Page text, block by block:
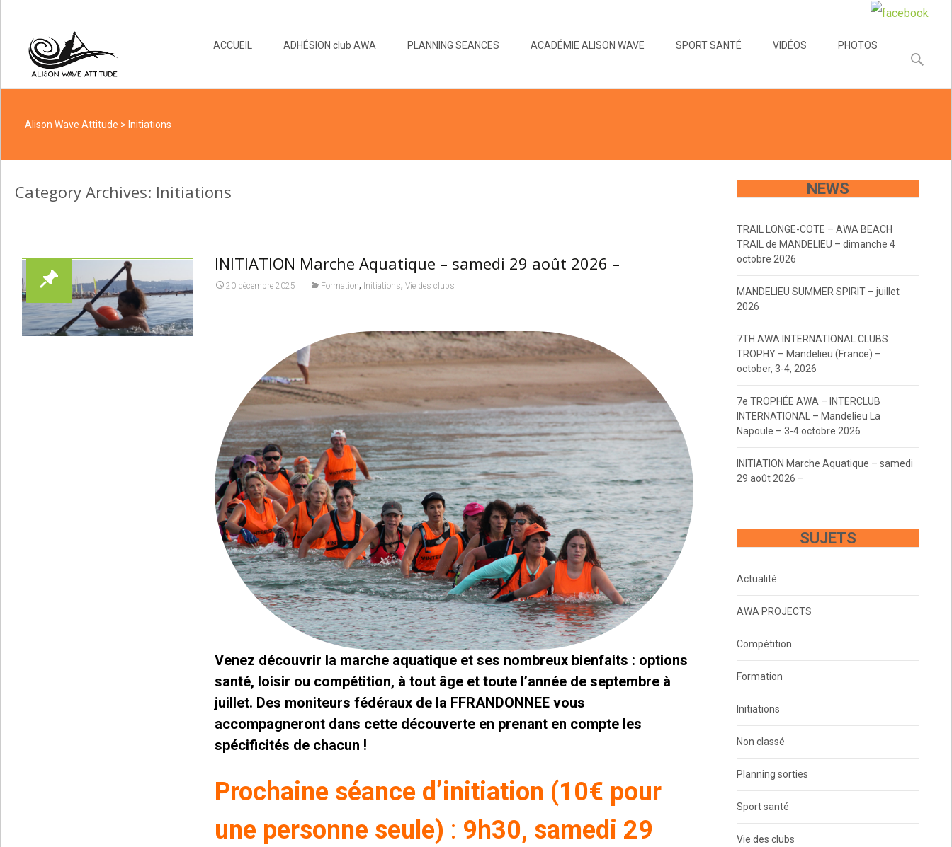
ACCUEIL ADHÉSION club AWA PLANNING SEANCES ACADÉMIE ALISON WAVE SPORT SANTÉ VIDÉOS PHOTOS
Alison Wave Attitude > Initiations
Category Archives: Initiations
INITIATION Marche Aquatique – samedi 29 août 2026 –
20 décembre 2025 Formation, Initiations, Vie des clubs
Venez découvrir la marche aquatique et ses nombreux bienfaits : options
santé, loisir ou compétition, à tout âge et toute l’année de septembre à
juillet. Des moniteurs fédéraux de la FFRANDONNEE vous
accompagneront dans cette découverte en prenant en compte les
spécificités de chacun !
Prochaine séance d’initiation (10€ pour
une personne seule) : 9h30, samedi 29
NEWS
TRAIL LONGE-COTE – AWA BEACH
TRAIL de MANDELIEU – dimanche 4
octobre 2026
MANDELIEU SUMMER SPIRIT – juillet
2026
7TH AWA INTERNATIONAL CLUBS
TROPHY – Mandelieu (France) –
october, 3-4, 2026
7e TROPHÉE AWA – INTERCLUB
INTERNATIONAL – Mandelieu La
Napoule – 3-4 octobre 2026
INITIATION Marche Aquatique – samedi
29 août 2026 –
SUJETS
Actualité
AWA PROJECTS
Compétition
Formation
Initiations
Non classé
Planning sorties
Sport santé
Vie des clubs